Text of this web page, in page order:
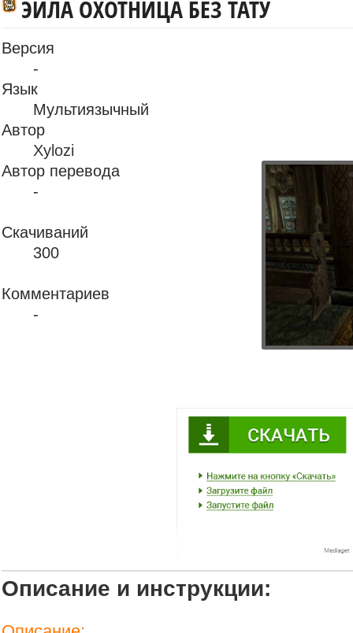
ЭЙЛА ОХОТНИЦА БЕЗ ТАТУ
Версия
-
Язык
Мультиязычный
Автор
Xylozi
Автор перевода
-
Скачиваний
300
Комментариев
-
Описание и инструкции: